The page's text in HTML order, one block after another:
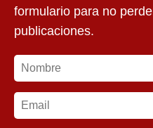
formulario para no
publicaciones.